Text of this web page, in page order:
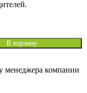
В корзину
менеджера компании